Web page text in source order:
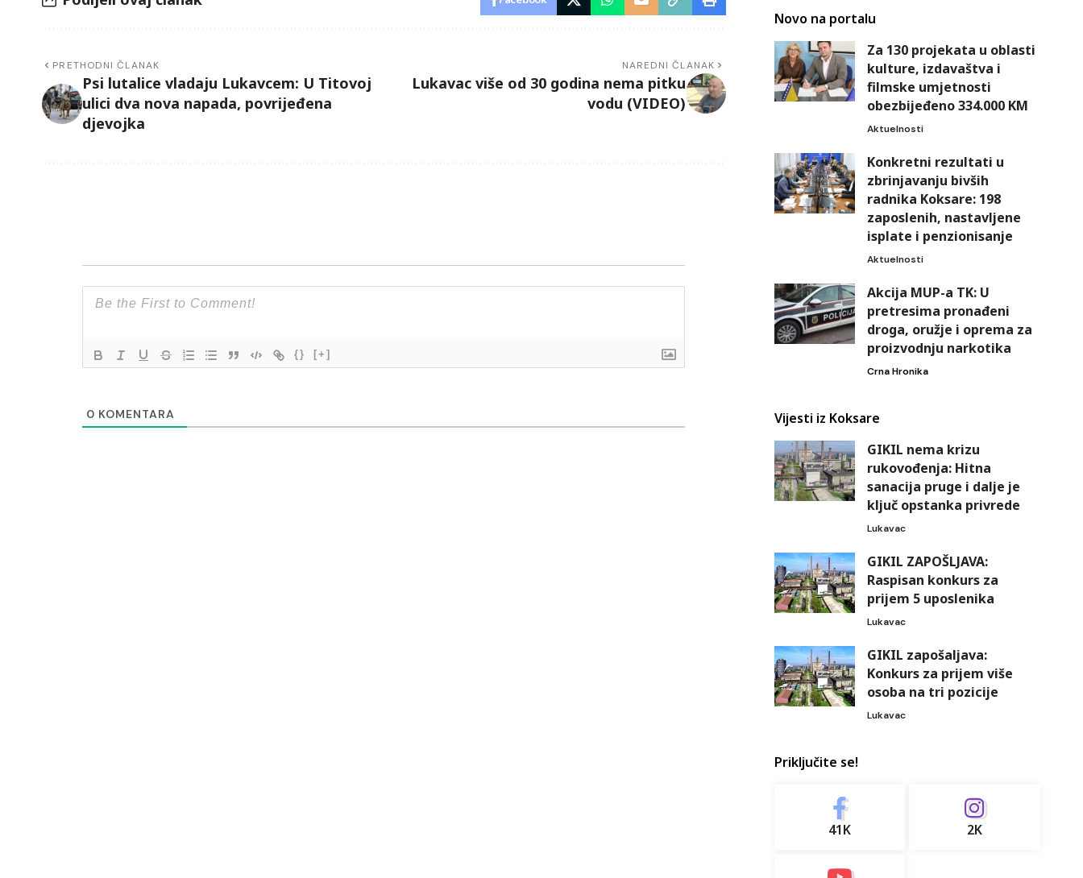
PRETHODNI ČLANAK
Psi lutalice vladaju Lukavcem: U Titovoj
ulici dva nova napada, povrijeđena
djevojka
NAREDNI ČLANAK
Lukavac više od 30 godina nema pitku
vodu (VIDEO)
{} [+]
0 KOMENTARA
Novo na portalu
Za 130 projekata u oblasti
kulture, izdavaštva i
filmske umjetnosti
obezbijeđeno 334.000 KM
Aktuelnosti
Konkretni rezultati u
zbrinjavanju bivših
radnika Koksare: 198
zaposlenih, nastavljene
isplate i penzionisanje
Aktuelnosti
Akcija MUP-a TK: U
pretresima pronađeni
droga, oružje i oprema za
proizvodnju narkotika
Crna Hronika
Vijesti iz Koksare
GIKIL nema krizu
rukovođenja: Hitna
sanacija pruge i dalje je
ključ opstanka privrede
Lukavac
GIKIL ZAPOŠLJAVA:
Raspisan konkurs za
prijem 5 uposlenika
Lukavac
GIKIL zapošaljava:
Konkurs za prijem više
osoba na tri pozicije
Lukavac
Priključite se!
41K 2K